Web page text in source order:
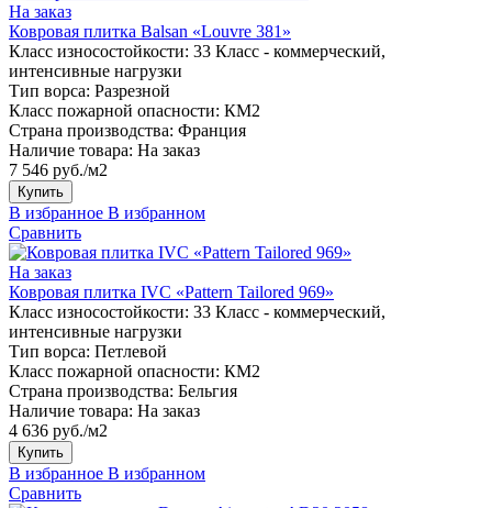
На заказ
Ковровая плитка Balsan «Louvre 381»
Класс износостойкости: 33 Класс - коммерческий,
интенсивные нагрузки
Тип ворса: Разрезной
Класс пожарной опасности: КМ2
Страна производства: Франция
Наличие товара: На заказ
7 546 руб./м2
Купить
В избранное В избранном
Сравнить
На заказ
Ковровая плитка IVC «Pattern Tailored 969»
Класс износостойкости: 33 Класс - коммерческий,
интенсивные нагрузки
Тип ворса: Петлевой
Класс пожарной опасности: КМ2
Страна производства: Бельгия
Наличие товара: На заказ
4 636 руб./м2
Купить
В избранное В избранном
Сравнить